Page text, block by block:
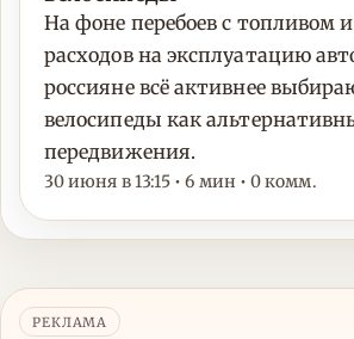
На фоне перебоев с топливом
расходов на эксплуатацию
россияне всё активнее
велосипеды как
передвижения.
30 июня в 13:15 • 6 мин • 0 комм.
РЕКЛАМА